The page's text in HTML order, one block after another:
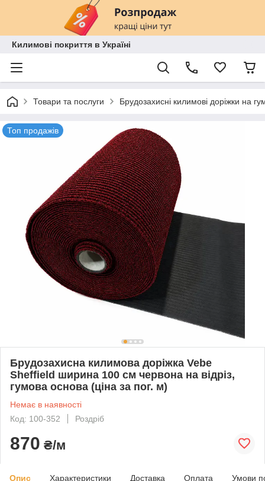
Килимові покриття в Україні
Товари та послуги Брудозахисні килимові доріжки на
Топ продажів
Брудозахисна килимова доріжка Vebe
Sheffield ширина 100 см червона на відріз,
гумова основа (ціна за пог. м)
Немає в наявності
Код: 100-352
Роздріб
870 ₴/м
Опис Характеристики Доставка Оплата Умови